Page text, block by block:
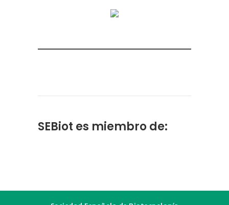
SEBiot es miembro de: